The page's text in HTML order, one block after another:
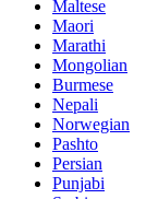
Maltese
Maori
Marathi
Mongolian
Burmese
Nepali
Norwegian
Pashto
Persian
Punjabi